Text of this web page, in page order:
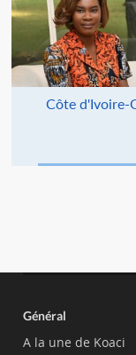
Côte d'Ivoire-
Général
A la une de Koaci